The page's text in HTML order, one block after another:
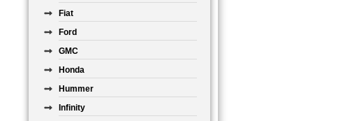
Fiat
Ford
GMC
Honda
Hummer
Infinity